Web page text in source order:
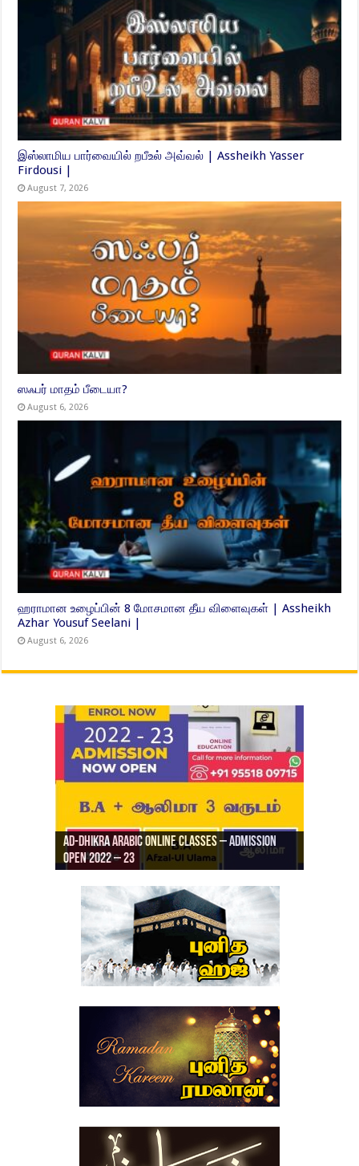
இஸ்லாமிய பார்வையில் றபீஉல் அவ்வல் | Assheikh Yasser
Firdousi |
August 7, 2026
ஸஃபர் மாதம் பீடையா?
August 6, 2026
ஹராமான உழைப்பின் 8 மோசமான தீய விளைவுகள் | Assheikh
Azhar Yousuf Seelani |
August 6, 2026
Ad-Dhikra Arabic Online Classes – Admission
Open 2022 – 23
Ad-Dhikra Arabic Online Classes – BA Arabic
AD DHIKRA ARABIC COLLEGE ADMISSION
ரியாத் ஜும்ஆ தமிழாக்கம், Jamia Al Hajiri
Masjid (Kuwait Masjid), Malaz, Riyadh